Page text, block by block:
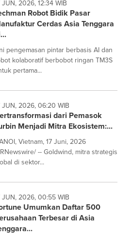
JUN, 2026, 12:34 WIB
Robot Bidik Pasar
Cerdas Asia Tenggara
pengemasan pintar berbasis AI dan
kolaboratif berbobot ringan TM3S
pertama...
JUN, 2026, 06:20 WIB
dari Pemasok
Menjadi Mitra Ekosistem:...
Vietnam, 17 Juni, 2026
-- Goldwind, mitra strategis
di sektor...
JUN, 2026, 00:55 WIB
Umumkan Daftar 500
Terbesar di Asia